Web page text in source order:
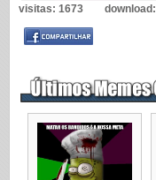
visitas: 1673 download: